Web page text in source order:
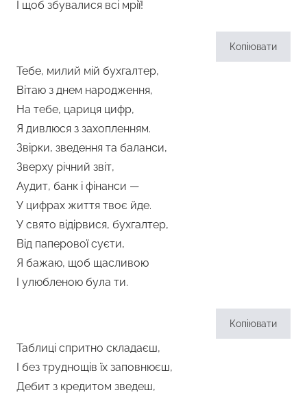
І щоб збувалися всі мрії!
Копіювати
Тебе, милий мій бухгалтер,
Вітаю з днем народження,
На тебе, цариця цифр,
Я дивлюся з захопленням.
Звірки, зведення та баланси,
Зверху річний звіт,
Аудит, банк і фінанси —
У цифрах життя твоє йде.
У свято відірвися, бухгалтер,
Від паперової суєти,
Я бажаю, щоб щасливою
І улюбленою була ти.
Копіювати
Таблиці спритно складаєш,
І без труднощів їх заповнюєш,
Дебит з кредитом зведеш,